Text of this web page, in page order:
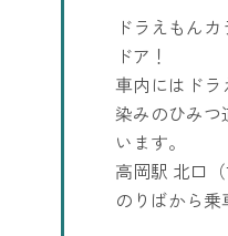
ドラえもん
ドア！
車内にはドラ
染みのひみつ
います。
高岡駅 北口
のりばから乗